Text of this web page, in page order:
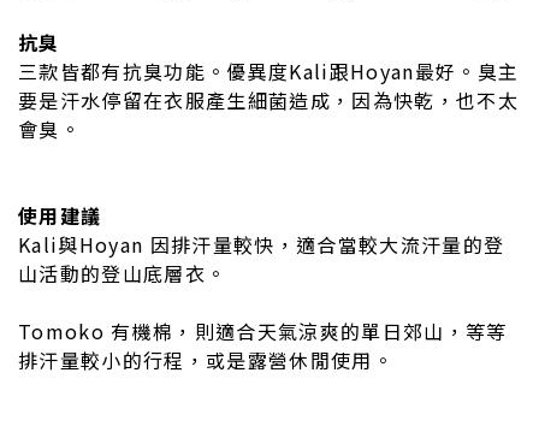
抗臭
三款皆都有抗臭功能。優異度Kali跟Hoyan最好。臭主
要是汗水停留在衣服產生細菌造成，因為快乾，也不太
會臭。
使用建議
Kali與Hoyan 因排汗量較快，適合當較大流汗量的登
山活動的登山底層衣。
Tomoko 有機棉，則適合天氣涼爽的單日郊山，等等
排汗量較小的行程，或是露營休閒使用。